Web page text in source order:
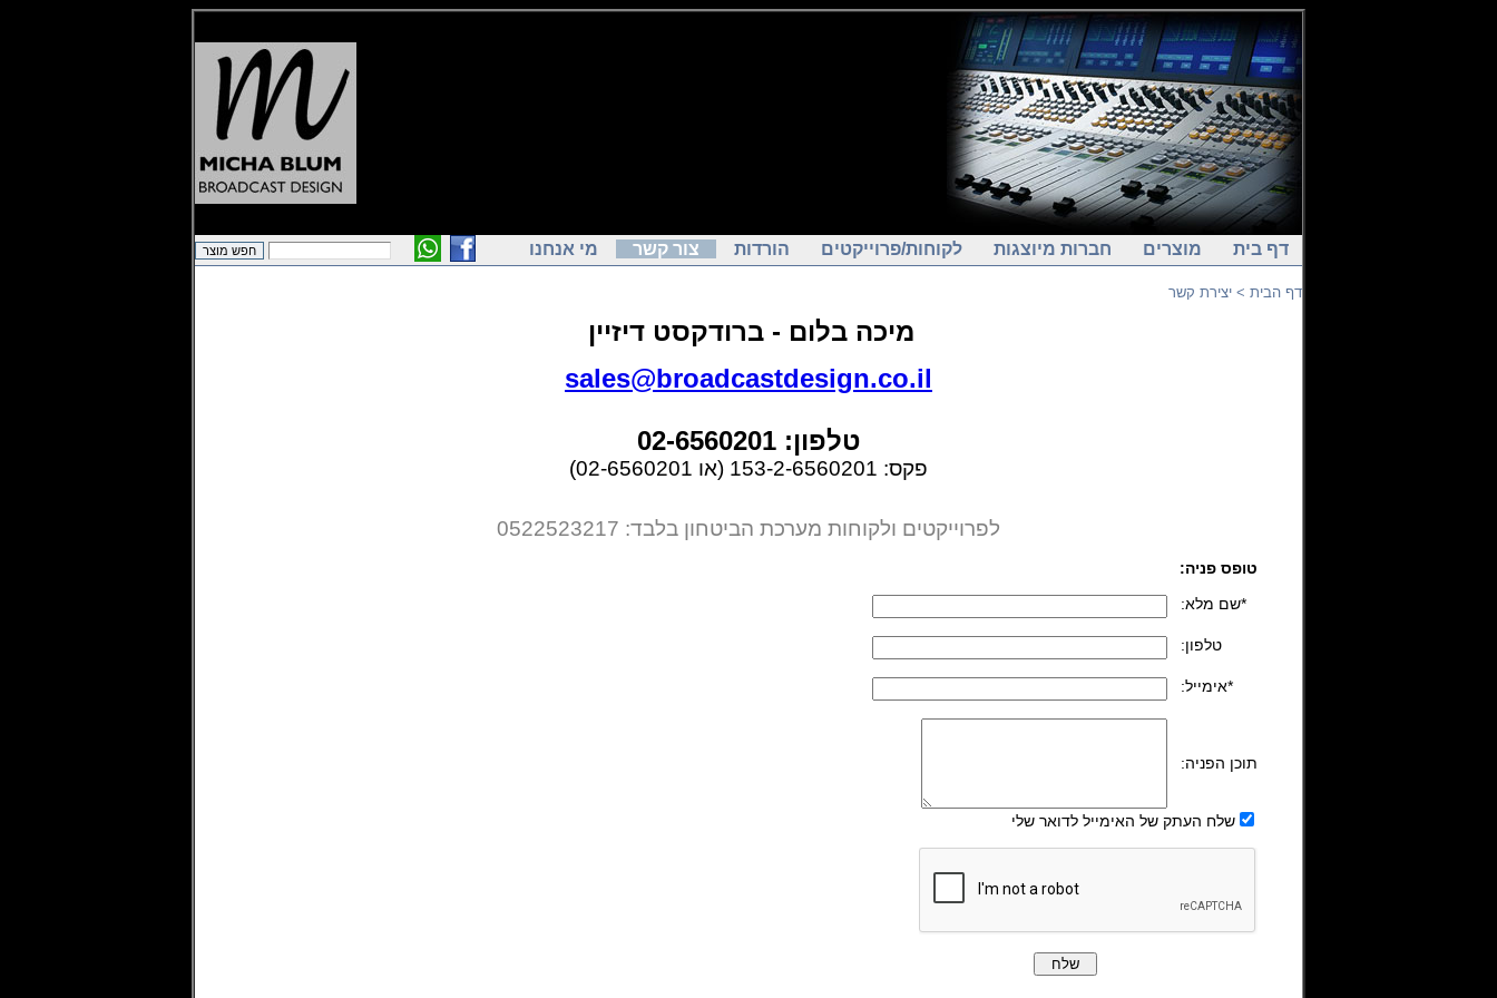
דף בית מוצרים חברות מיוצגות לקוחות/פרוייקטים הורדות צור קשר מי אנחנו
דף הבית > יצירת קשר
מיכה בלום - ברודקסט דיזיין
sales@broadcastdesign.co.il
טלפון: 02-6560201
פקס: 153-2-6560201 (או 02-6560201)
לפרוייקטים ולקוחות מערכת הביטחון בלבד: 0522523217
טופס פניה:
:שם מלא*
:טלפון
:אימייל*
:תוכן הפניה
שלח העתק של האימייל לדואר שלי